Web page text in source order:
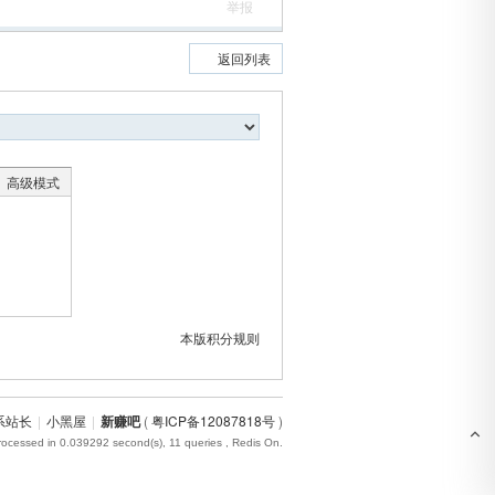
举报
返回列表
高级模式
本版积分规则
站长 | 小黑屋 | 新赚吧(粤ICP备12087818号)
in 0.039292 second(s), 11 queries , Redis On.